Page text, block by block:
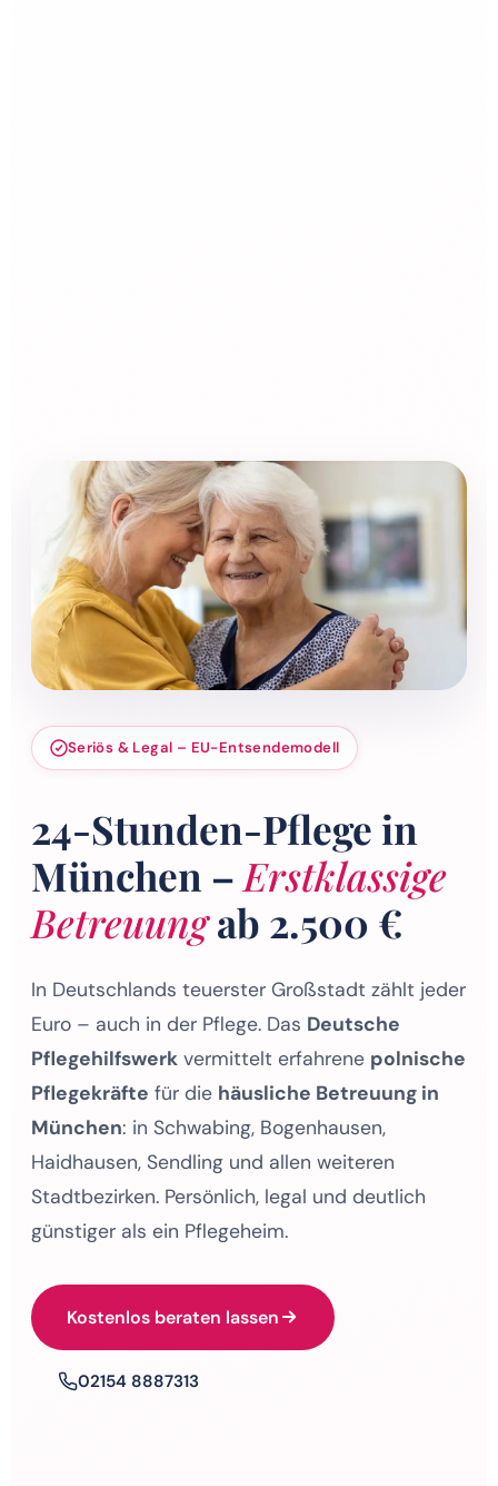
Seriös & Legal – EU-Entsendemodell
24-Stunden-Pflege in
München – Erstklassige
Betreuungab 2.500 €
In Deutschlands teuerster Großstadt zählt jeder
Euro – auch in der Pflege. Das Deutsche
Pflegehilfswerkvermittelt erfahrene polnische
Pflegekräfte für die häusliche Betreuung in
München: in Schwabing, Bogenhausen,
Haidhausen, Sendling und allen weiteren
Stadtbezirken. Persönlich, legal und deutlich
günstiger als ein Pflegeheim.
Kostenlos beraten lassen
02154 8887313